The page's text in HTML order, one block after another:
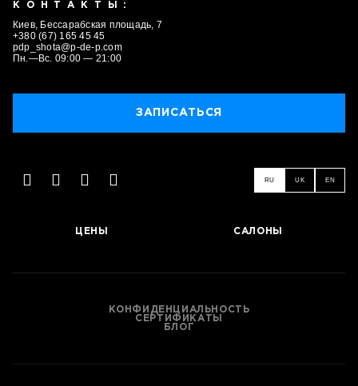
КОНТАКТЫ:
Киев, Бессарабская площадь, 7
+380 (67) 165 45 45
pdp_shota@p-de-p.com
Пн.—Вс. 09:00 — 21:00
ЗАПИСАТЬСЯ
RU UK EN
ЦЕНЫ САЛОНЫ
КОНФИДЕНЦИАЛЬНОСТЬ
СЕРТИФИКАТЫ
БЛОГ